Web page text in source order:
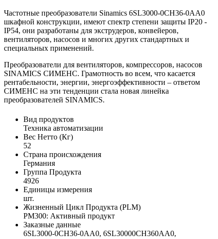
Частотные преобразователи Sinamics 6SL3000-0CH36-0AA0
шкафной конструкции, имеют спектр степени защиты IP20 -
IP54, они разработаны для экструдеров, конвейеров,
вентиляторов, насосов и многих других стандартных и
специальных применений.
Преобразователи для вентиляторов, компрессоров, насосов
SINAMICS СИМЕНС. Грамотность во всем, что касается
рентабельности, энергии, энергоэффективности – ответом
СИМЕНС на эти тенденции стала новая линейка
преобразователей SINAMICS.
Вид продуктов
Техника автоматизации
Вес Нетто (Кг)
52
Страна происхождения
Германия
Группа Продукта
4926
Единицы измерения
шт.
Жизненный Цикл Продукта (PLM)
PM300: Активный продукт
Заказные данные
6SL3000-0CH36-0AA0, 6SL30000CH360AA0,